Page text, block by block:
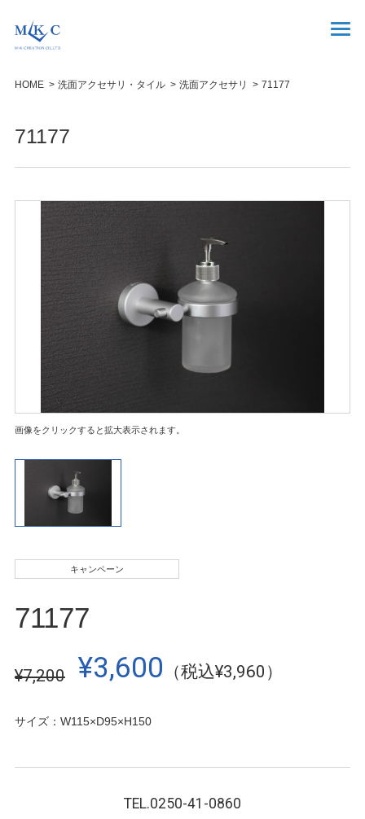
HOME 洗面アクセサリ・タイル 洗面アクセサリ 71177
71177
画像をクリックすると拡大表示されます。
キャンペーン
71177
¥7,200 ¥3,600 （税込¥3,960）
サイズ：W115×D95×H150
TEL.0250-41-0860